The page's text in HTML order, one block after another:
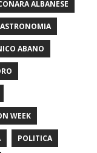
ALBANESE
ABANO
WEEK
POLITICA